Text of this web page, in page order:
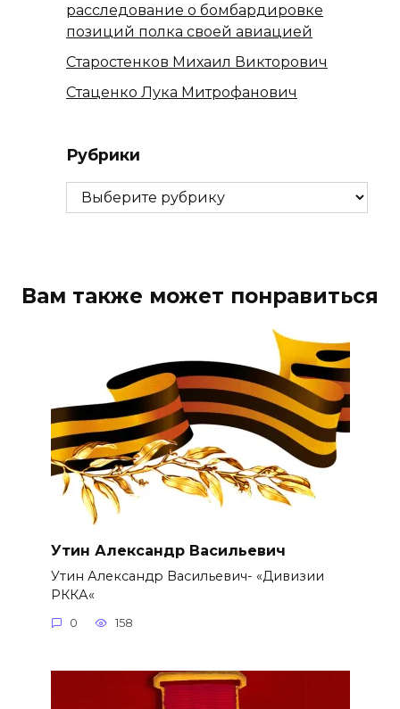
расследование о бомбардировке
позиций полка своей авиацией
Старостенков Михаил Викторович
Стаценко Лука Митрофанович
Рубрики
Рубрики
Вам также может понравиться
Утин Александр Васильевич
Утин Александр Васильевич- «Дивизии
РККА«
0 158